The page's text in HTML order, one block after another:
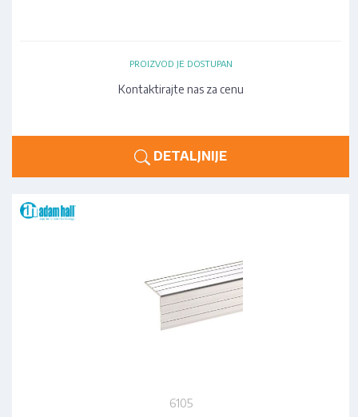
PROIZVOD JE DOSTUPAN
Kontaktirajte nas za cenu
DETALJNIJE
6105